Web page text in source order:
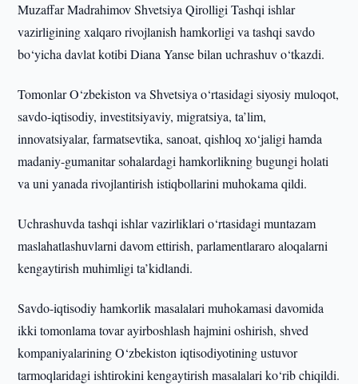
Muzaffar Madrahimov Shvetsiya Qirolligi Tashqi ishlar
vazirligining xalqaro rivojlanish hamkorligi va tashqi savdo
bo‘yicha davlat kotibi Diana Yanse bilan uchrashuv o‘tkazdi.
Tomonlar O‘zbekiston va Shvetsiya o‘rtasidagi siyosiy muloqot,
savdo-iqtisodiy, investitsiyaviy, migratsiya, ta’lim,
innovatsiyalar, farmatsevtika, sanoat, qishloq xo‘jaligi hamda
madaniy-gumanitar sohalardagi hamkorlikning bugungi holati
va uni yanada rivojlantirish istiqbollarini muhokama qildi.
Uchrashuvda tashqi ishlar vazirliklari o‘rtasidagi muntazam
maslahatlashuvlarni davom ettirish, parlamentlararo aloqalarni
kengaytirish muhimligi ta’kidlandi.
Savdo-iqtisodiy hamkorlik masalalari muhokamasi davomida
ikki tomonlama tovar ayirboshlash hajmini oshirish, shved
kompaniyalarining O‘zbekiston iqtisodiyotining ustuvor
tarmoqlaridagi ishtirokini kengaytirish masalalari ko‘rib chiqildi.